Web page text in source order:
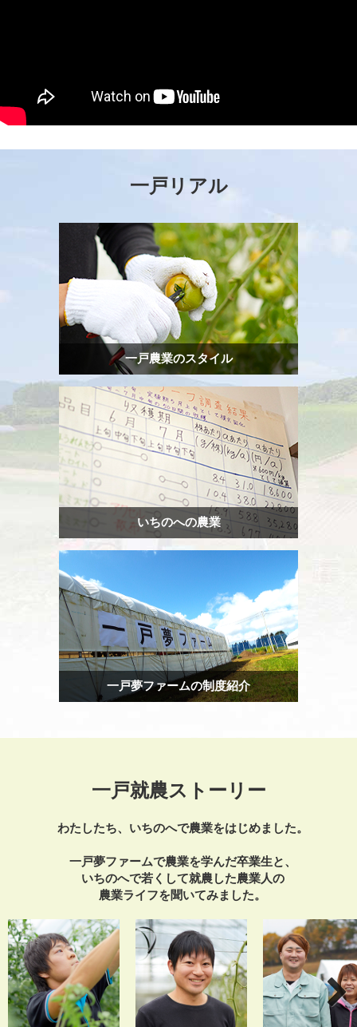
一戸リアル
一戸農業のスタイル
いちのへの農業
一戸夢ファームの制度紹介
一戸就農ストーリー
わたしたち、いちのへで農業をはじめました。
一戸夢ファームで農業を学んだ卒業生と、
いちのへで若くして就農した農業人の
農業ライフを聞いてみました。
Next